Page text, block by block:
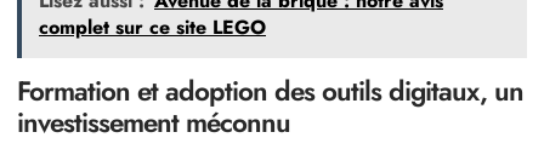
complet sur ce site LEGO
Formation et adoption des outils digitaux, un
investissement méconnu